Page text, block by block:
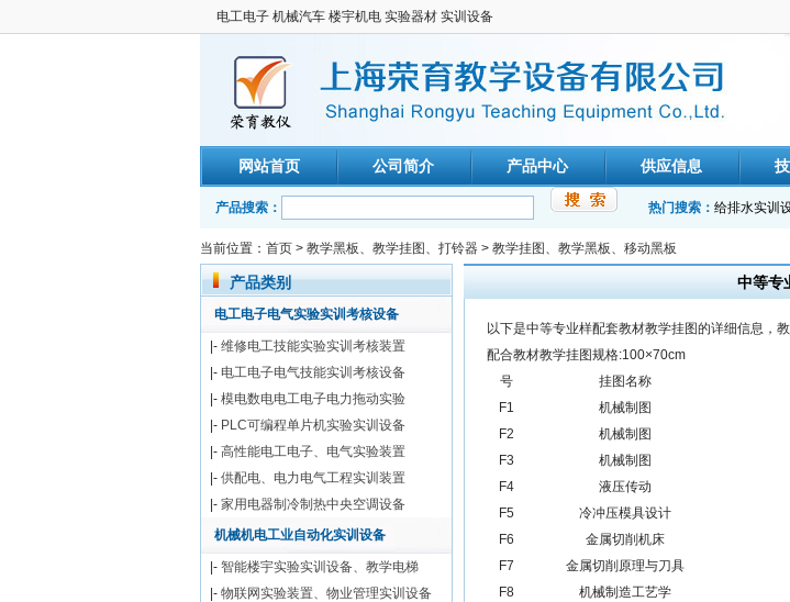
电工电子 机械汽车 楼宇机电 实验器材 实训设备
网站首页 公司简介 产品中心 供应信息
产品搜索： 热门搜索： 给排水实训
当前位置： 首页 > 教学黑板、教学挂图、打铃器 > 教学挂图、教学黑板、移动黑板
中等专
以下是中等专业样配套教材教学挂图的详细信息，
配合教材教学挂图规格:100×70cm
号
挂图名称
F1
机械制图
F2
机械制图
F3
机械制图
F4
液压传动
F5
冷冲压模具设计
F6
金属切削机床
F7
金属切削原理与刀具
F8
机械制造工艺学
产品类别
电工电子电气实验实训考核设备
|- 维修电工技能实验实训考核装置
|- 电工电子电气技能实训考核设备
|- 模电数电电工电子电力拖动实验
|- PLC可编程单片机实验实训设备
|- 高性能电工电子、电气实验装置
|- 供配电、电力电气工程实训装置
|- 家用电器制冷制热中央空调设备
机械机电工业自动化实训设备
|- 智能楼宇实验实训设备、教学电梯
|- 物联网实验装置、物业管理实训设备